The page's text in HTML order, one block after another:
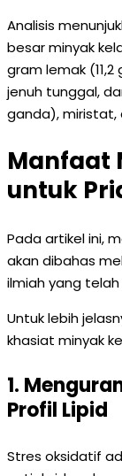
Analisis
besar minyak
gram lemak
jenuh tunggal,
ganda),
Manfaat
untuk
Pada artikel ini,
akan dibahas
ilmiah yang telah
Untuk lebih
khasiat minyak
1.
Profil Lipid
Stres oksidatif